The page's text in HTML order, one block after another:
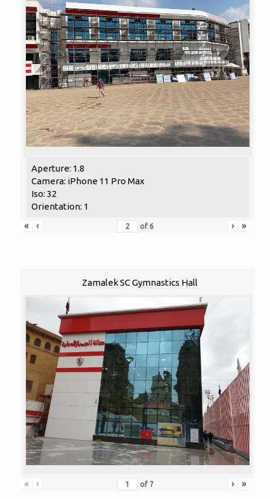
Aperture: 1.8
Camera: iPhone 11 Pro Max
Iso: 32
Orientation: 1
«
‹ of 6 › »
Zamalek SC Gymnastics Hall
« ‹ of 7 › »